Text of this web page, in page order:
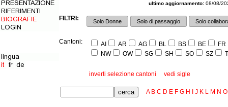
ultimo aggiornamento: 08/08/
FILTRI: Solo Donne Solo di passaggio Solo
Cantoni: AI AR AG BL BS BE
FR
NW
OW SG SH SO SZ
inverti selezione cantoni vedi sigle
A B C D E F G H J K L M N O